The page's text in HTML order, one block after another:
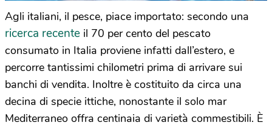
Agli italiani, il pesce, piace importato: secondo una
ricerca recente il 70 per cento del pescato
consumato in Italia proviene infatti dall’estero, e
percorre tantissimi chilometri prima di arrivare sui
banchi di vendita. Inoltre è costituito da circa una
decina di specie ittiche, nonostante il solo mar
Mediterraneo offra centinaia di varietà commestibili. È